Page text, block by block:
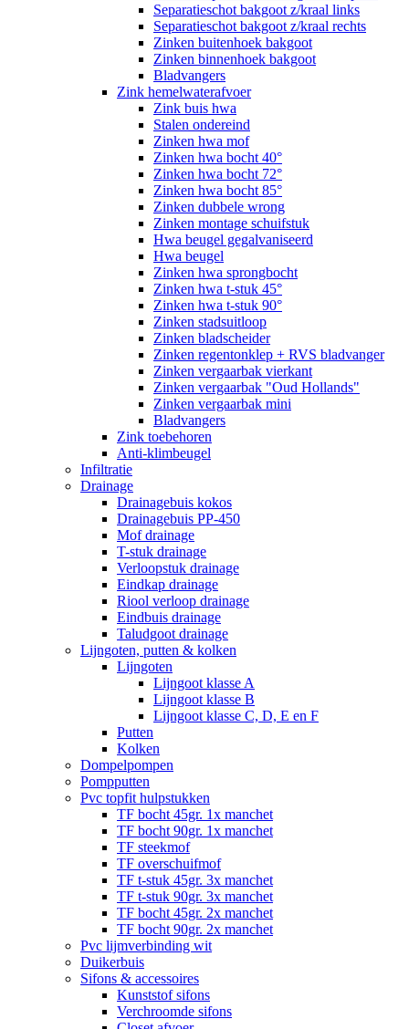
Separatieschot bakgoot z/kraal links
Separatieschot bakgoot z/kraal rechts
Zinken buitenhoek bakgoot
Zinken binnenhoek bakgoot
Bladvangers
Zink hemelwaterafvoer
Zink buis hwa
Stalen ondereind
Zinken hwa mof
Zinken hwa bocht 40°
Zinken hwa bocht 72°
Zinken hwa bocht 85°
Zinken dubbele wrong
Zinken montage schuifstuk
Hwa beugel gegalvaniseerd
Hwa beugel
Zinken hwa sprongbocht
Zinken hwa t-stuk 45°
Zinken hwa t-stuk 90°
Zinken stadsuitloop
Zinken bladscheider
Zinken regentonklep + RVS bladvanger
Zinken vergaarbak vierkant
Zinken vergaarbak "Oud Hollands"
Zinken vergaarbak mini
Bladvangers
Zink toebehoren
Anti-klimbeugel
Infiltratie
Drainage
Drainagebuis kokos
Drainagebuis PP-450
Mof drainage
T-stuk drainage
Verloopstuk drainage
Eindkap drainage
Riool verloop drainage
Eindbuis drainage
Taludgoot drainage
Lijngoten, putten & kolken
Lijngoten
Lijngoot klasse A
Lijngoot klasse B
Lijngoot klasse C, D, E en F
Putten
Kolken
Dompelpompen
Pompputten
Pvc topfit hulpstukken
TF bocht 45gr. 1x manchet
TF bocht 90gr. 1x manchet
TF steekmof
TF overschuifmof
TF t-stuk 45gr. 3x manchet
TF t-stuk 90gr. 3x manchet
TF bocht 45gr. 2x manchet
TF bocht 90gr. 2x manchet
Pvc lijmverbinding wit
Duikerbuis
Sifons & accessoires
Kunststof sifons
Verchroomde sifons